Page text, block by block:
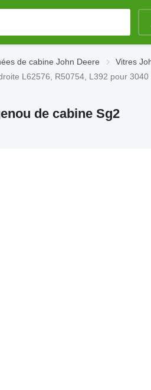
de cabine John Deere Vitres
L62576, R50754, L392 pour 3040
de cabine Sg2